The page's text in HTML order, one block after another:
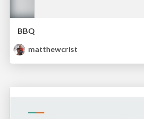
BBQ
matthewcrist